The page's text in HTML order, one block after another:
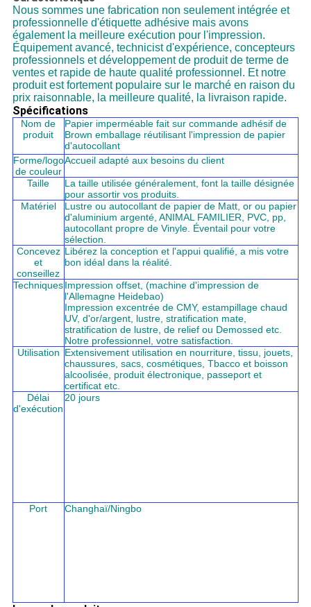
Nous sommes une fabrication non seulement intégrée et
professionnelle d'étiquette adhésive mais avons
également la meilleure exécution pour l'impression.
Équipement avancé, technicist d'expérience, concepteurs
professionnels et développement de produit de terme de
ventes et rapide de haute qualité professionnel. Et notre
produit est fortement populaire sur le marché en raison du
prix raisonnable, la meilleure qualité, la livraison rapide.
Spécifications
Nom de
produit
Papier imperméable fait sur commande adhésif de
Brown emballage réutilisant l'impression de papier
d'autocollant
Forme/logo
de couleur
Accueil adapté aux besoins du client
Taille
La taille utilisée généralement, font la taille désignée
pour assortir vos produits.
Matériel
Lustre ou autocollant de papier de Matt, or ou papier
d'aluminium argenté, ANIMAL FAMILIER, PVC, pp,
autocollant propre de Vinyle. Éventail pour votre
sélection.
Concevez
et
conseillez
Libérez la conception et l'appui qualifié, a mis votre
bon idéal dans la réalité.
TechniquesImpression offset, (machine d'impression de
l'Allemagne Heidebao)
Impression excentrée de CMY, estampillage chaud
UV, d'or/argent, lustre, stratification mate,
stratification de lustre, de relief ou Demossed etc.
Notre professionnel, votre satisfaction.
Utilisation Extensivement utilisation en nourriture, tissu, jouets,
chaussures, sacs, cosmétiques, Tbacco et boisson
alcoolisée, produit électronique, passeport et
certificat etc.
Délai
d'exécution
20 jours
Port Changhaï/Ningbo